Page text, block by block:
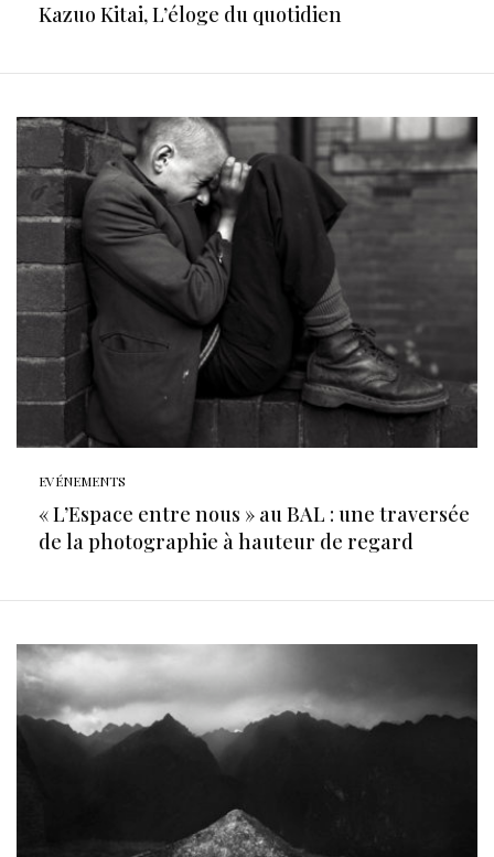
Kazuo Kitai, L’éloge du quotidien
EVÉNEMENTS
« L’Espace entre nous » au BAL : une traversée
de la photographie à hauteur de regard